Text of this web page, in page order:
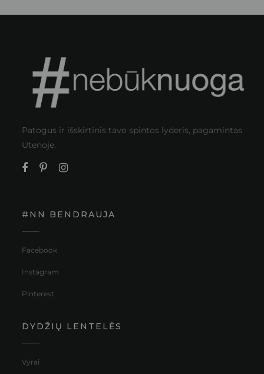
Patogus ir išskirtinis tavo spintos lyderis, pagamintas
Utenoje.
#NN BENDRAUJA
Facebook
Instagram
Pinterest
DYDŽIŲ LENTELĖS
Vyrai